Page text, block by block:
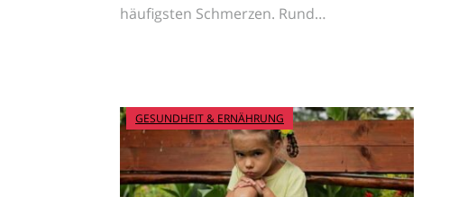
häufigsten Schmerzen. Rund…
GESUNDHEIT & ERNÄHRUNG